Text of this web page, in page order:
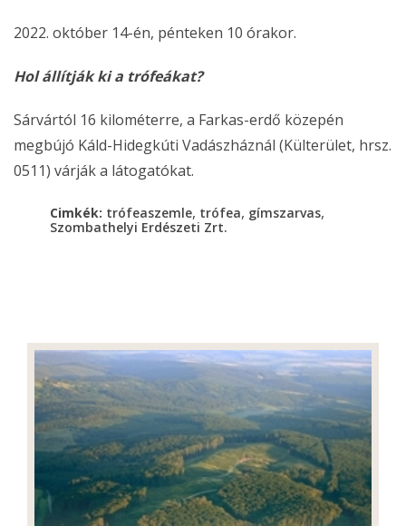
2022. október 14-én, pénteken 10 órakor.
Hol állítják ki a trófeákat?
Sárvártól 16 kilométerre, a Farkas-erdő közepén
megbújó Káld-Hidegkúti Vadászháznál (Külterület, hrsz.
0511) várják a látogatókat.
Cimkék: trófeaszemle, trófea, gímszarvas,
Szombathelyi Erdészeti Zrt.